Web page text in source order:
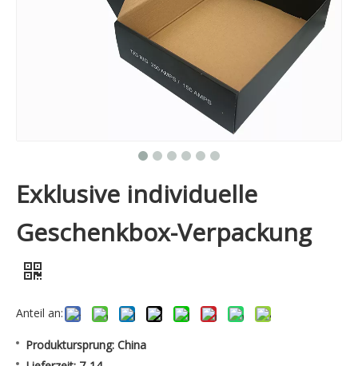
Exklusive individuelle
Geschenkbox-Verpackung
Anteil an:
Produktursprung: China